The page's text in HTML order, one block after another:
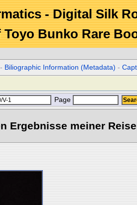
- Digital Silk
Bunko Rare
- Biliographic Information (Metadata) -
Page
Ergebnisse meiner